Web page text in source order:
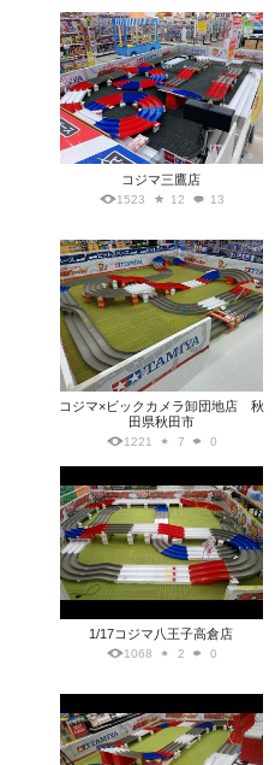
コジマ三鷹店
1523 12 13
コジマ×ビックカメラ卸団地店 秋
田県秋田市
1221 7 0
1/17コジマ八王子高倉店
1068 2 0